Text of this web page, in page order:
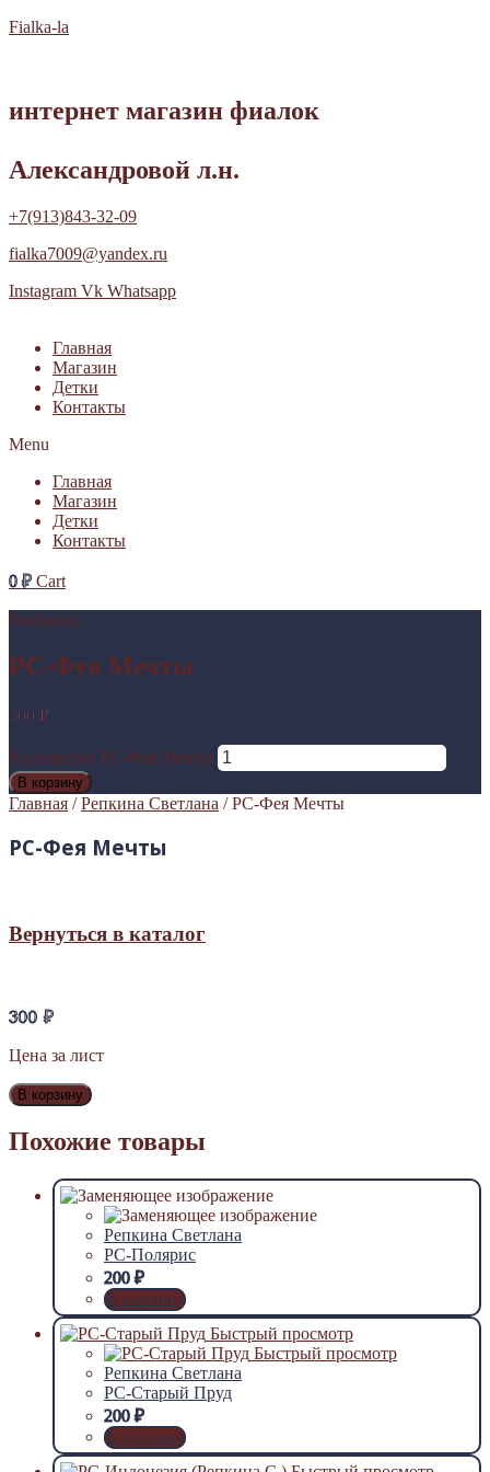
Fialka-la
интернет магазин фиалок
Александровой л.н.
+7(913)843-32-09
fialka7009@yandex.ru
Instagram Vk Whatsapp
Главная
Магазин
Детки
Контакты
Menu
Главная
Магазин
Детки
Контакты
0₽ Cart
Выбрано:
РС-Фея Мечты
300 ₽
Количество РС-Фея Мечты
В корзину
Главная /Репкина Светлана / РС-Фея Мечты
РС-Фея Мечты
Вернуться в каталог
300₽
Цена за лист
В корзину
Похожие товары
Репкина Светлана
РС-Полярис
200₽
В корзину
Быстрый просмотр
Быстрый просмотр
Репкина Светлана
РС-Старый Пруд
200₽
В корзину